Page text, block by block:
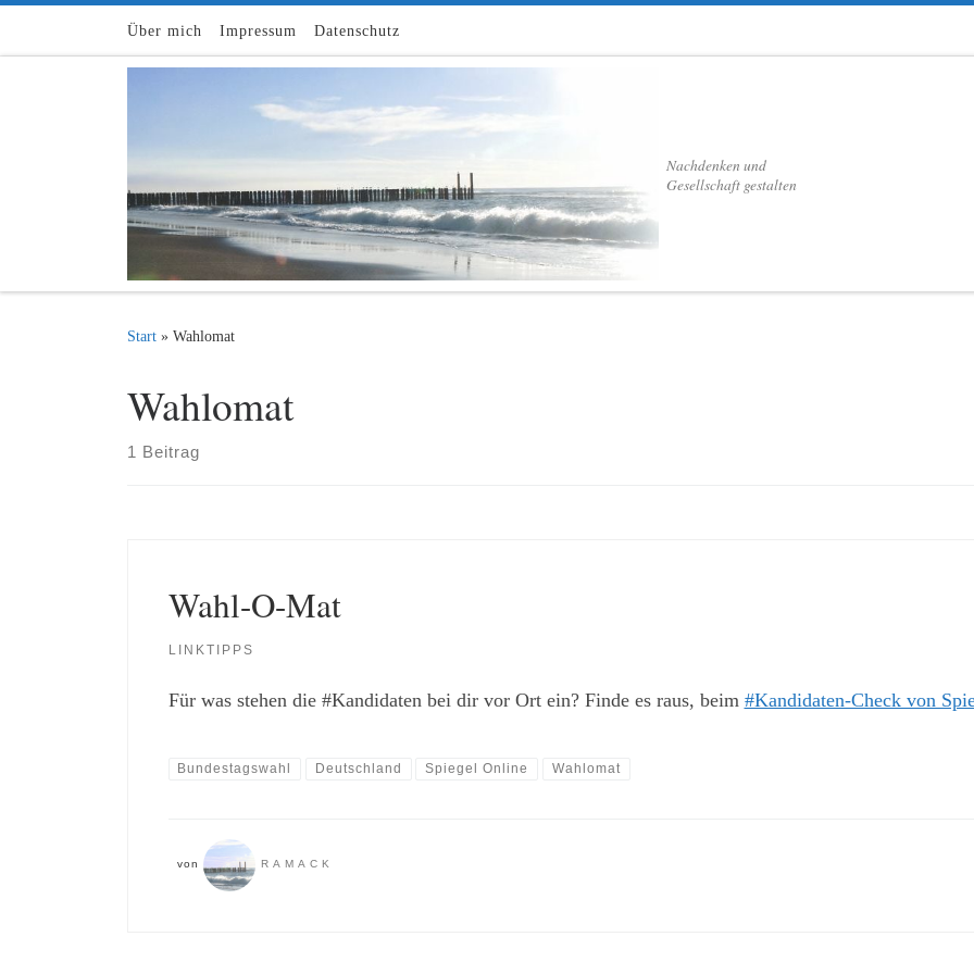
Zum Inhalt springen
Über mich Impressum Datenschutz
Nachdenken und
Gesellschaft gestalten
Start » Wahlomat
Wahlomat
1 Beitrag
Wahl-O-Mat
LINKTIPPS
Für was stehen die #Kandidaten bei dir vor Ort ein? Finde es raus, beim #Kandidaten-Check von
Bundestagswahl Deutschland Spiegel Online Wahlomat
von RAMACK